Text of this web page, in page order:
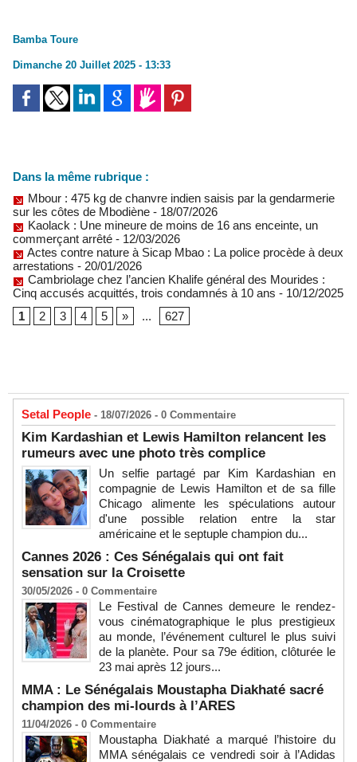
Bamba Toure
Dimanche 20 Juillet 2025 - 13:33
Dans la même rubrique :
Mbour : 475 kg de chanvre indien saisis par la gendarmerie
sur les côtes de Mbodiène - 18/07/2026
Kaolack : Une mineure de moins de 16 ans enceinte, un
commerçant arrêté - 12/03/2026
Actes contre nature à Sicap Mbao : La police procède à deux
arrestations - 20/01/2026
Cambriolage chez l’ancien Khalife général des Mourides :
Cinq accusés acquittés, trois condamnés à 10 ans - 10/12/2025
1
2 3 4 5 » ... 627
Setal People - 18/07/2026 - 0 Commentaire
Kim Kardashian et Lewis Hamilton relancent les
rumeurs avec une photo très complice
Un selfie partagé par Kim Kardashian en
compagnie de Lewis Hamilton et de sa fille
Chicago alimente les spéculations autour
d'une possible relation entre la star
américaine et le septuple champion du...
Cannes 2026 : Ces Sénégalais qui ont fait
sensation sur la Croisette
30/05/2026 - 0 Commentaire
Le Festival de Cannes demeure le rendez-
vous cinématographique le plus prestigieux
au monde, l’événement culturel le plus suivi
de la planète. Pour sa 79e édition, clôturée le
23 mai après 12 jours...
MMA : Le Sénégalais Moustapha Diakhaté sacré
champion des mi-lourds à l’ARES
11/04/2026 - 0 Commentaire
Moustapha Diakhaté a marqué l’histoire du
MMA sénégalais ce vendredi soir à l’Adidas